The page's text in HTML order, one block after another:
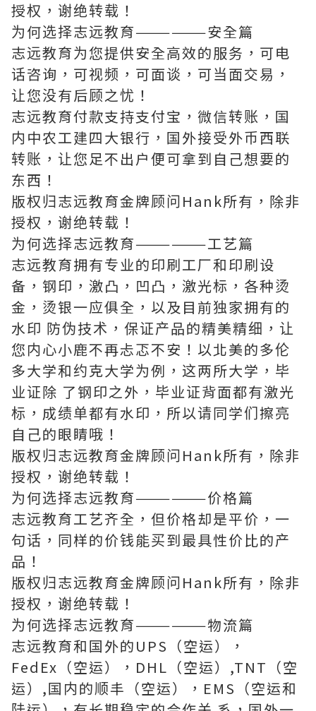
授权，谢绝转载！
为何选择志远教育——————安全篇
志远教育为您提供安全高效的服务，可电
话咨询，可视频，可面谈，可当面交易，
让您没有后顾之忧！
志远教育付款支持支付宝，微信转账，国
内中农工建四大银行，国外接受外币西联
转账，让您足不出户便可拿到自己想要的
东西！
版权归志远教育金牌顾问Hank所有，除非
授权，谢绝转载！
为何选择志远教育——————工艺篇
志远教育拥有专业的印刷工厂和印刷设
备，钢印，激凸，凹凸，激光标，各种烫
金，烫银一应俱全，以及目前独家拥有的
水印 防伪技术，保证产品的精美精细，让
您内心小鹿不再忐忑不安！以北美的多伦
多大学和约克大学为例，这两所大学，毕
业证除 了钢印之外，毕业证背面都有激光
标，成绩单都有水印，所以请同学们擦亮
自己的眼睛哦！
版权归志远教育金牌顾问Hank所有，除非
授权，谢绝转载！
为何选择志远教育——————价格篇
志远教育工艺齐全，但价格却是平价，一
句话，同样的价钱能买到最具性价比的产
品！
版权归志远教育金牌顾问Hank所有，除非
授权，谢绝转载！
为何选择志远教育——————物流篇
志远教育和国外的UPS（空运），
FedEx（空运），DHL（空运）,TNT（空
运）,国内的顺丰（空运），EMS（空运和